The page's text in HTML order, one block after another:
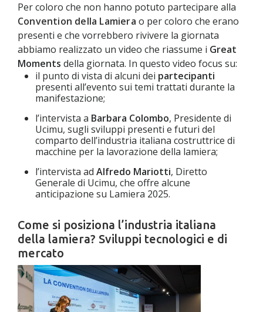
Per coloro che non hanno potuto partecipare alla
Convention della Lamiera o per coloro che erano
presenti e che vorrebbero rivivere la giornata
abbiamo realizzato un video che riassume i Great
Moments della giornata. In questo video focus su:
il punto di vista di alcuni dei partecipanti
presenti all’evento sui temi trattati durante la
manifestazione;
l’intervista a Barbara Colombo, Presidente di
Ucimu, sugli sviluppi presenti e futuri del
comparto dell’industria italiana costruttrice di
macchine per la lavorazione della lamiera;
l’intervista ad Alfredo Mariotti, Diretto
Generale di Ucimu, che offre alcune
anticipazione su Lamiera 2025.
Come si posiziona l’industria italiana
della lamiera? Sviluppi tecnologici e di
mercato